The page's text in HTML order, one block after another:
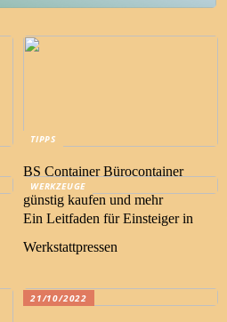
TIPPS
BS Container Bürocontainer
günstig kaufen und mehr
WERKZEUGE
Ein Leitfaden für Einsteiger in
Werkstattpressen
21/10/2022